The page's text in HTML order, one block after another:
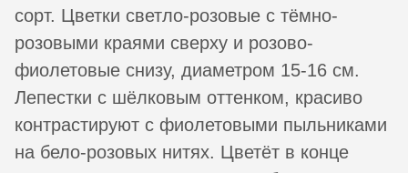
сорт. Цветки светло-розовые с тёмно-
розовыми краями сверху и розово-
фиолетовые снизу, диаметром 15-16 см.
Лепестки с шёлковым оттенком, красиво
контрастируют с фиолетовыми пыльниками
на бело-розовых нитях. Цветёт в конце